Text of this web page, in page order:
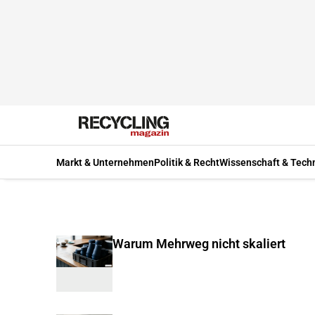
Markt & UnternehmenPolitik & RechtWissenschaft &
Warum Mehrweg nicht skaliert